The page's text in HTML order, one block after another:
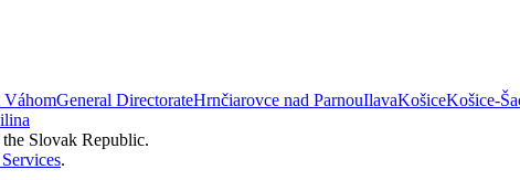
VáhomGeneral DirectorateHrnčiarovce nad ParnouIlavaKošiceKošice-
Slovak Republic.
.